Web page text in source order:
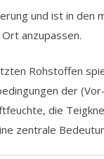
und ist in den
anzupassen.
Rohstoffen
der
die
zentrale